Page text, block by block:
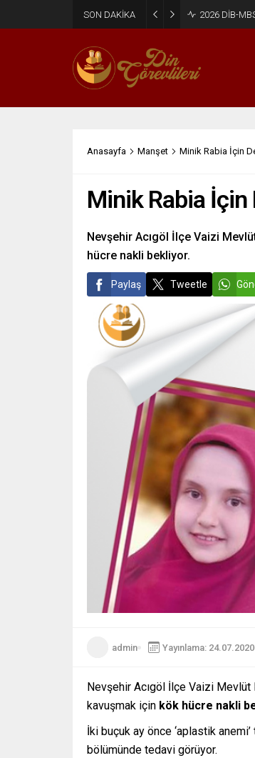
SON DAKİKA 2026 DİB-
Anasayfa Manşet Minik Rabia İçin
Minik Rabia İçin
Nevşehir Acıgöl İlçe Vaizi
hücre nakli bekliyor.
Paylaş Tweetle
admin Yayınlama: 24.07.2020
Nevşehir Acıgöl İlçe Vaizi Mevlüt
kavuşmak için kök hücre nakli
İki buçuk ay önce ‘aplastik
bölümünde tedavi görüyor.